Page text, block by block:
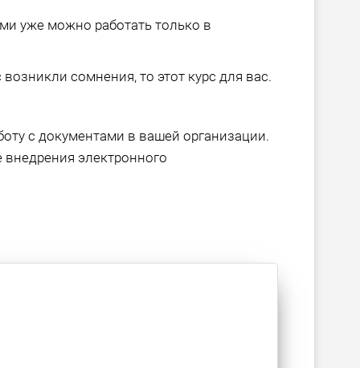
уже можно работать только в
сомнения, то этот курс для вас.
с документами в вашей организации.
внедрения электронного